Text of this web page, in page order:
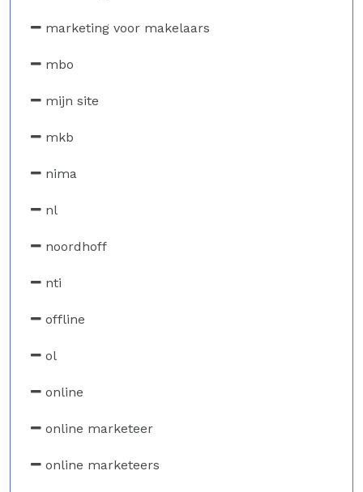
marketing voor makelaars
mbo
mijn site
mkb
nima
nl
noordhoff
nti
offline
ol
online
online marketeer
online marketeers